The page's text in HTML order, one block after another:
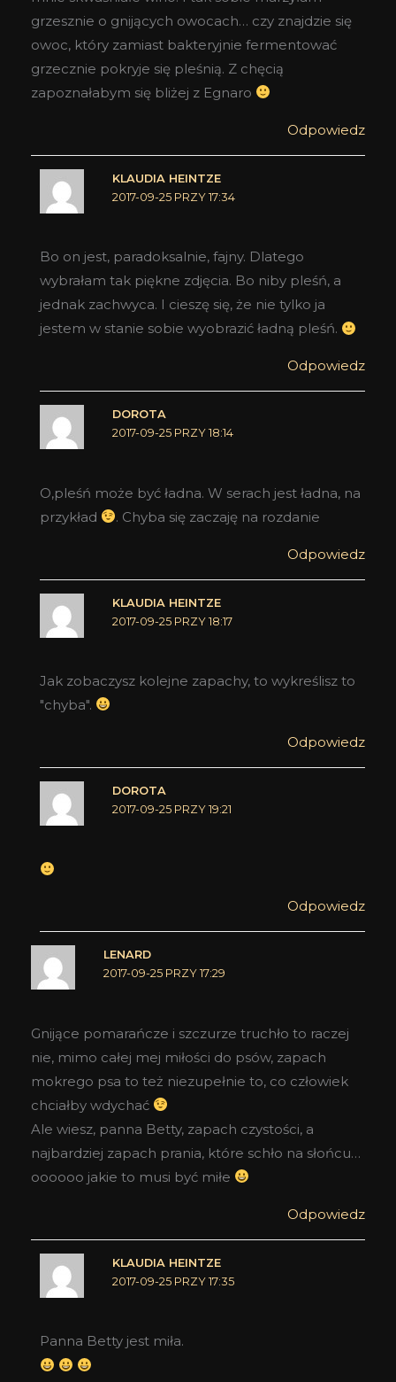
grzesznie o gnijących owocach… czy znajdzie się
owoc, który zamiast bakteryjnie fermentować
grzecznie pokryje się pleśnią. Z chęcią
zapoznałabym się bliżej z Egnaro
Odpowiedz
KLAUDIA HEINTZE
2017-09-25 PRZY 17:34
Bo on jest, paradoksalnie, fajny. Dlatego
wybrałam tak piękne zdjęcia. Bo niby pleśń, a
jednak zachwyca. I cieszę się, że nie tylko ja
jestem w stanie sobie wyobrazić ładną pleśń.
Odpowiedz
DOROTA
2017-09-25 PRZY 18:14
O,pleśń może być ładna. W serach jest ładna, na
przykład
. Chyba się zaczaję na rozdanie
Odpowiedz
KLAUDIA HEINTZE
2017-09-25 PRZY 18:17
Jak zobaczysz kolejne zapachy, to wykreślisz to
"chyba".
Odpowiedz
DOROTA
2017-09-25 PRZY 19:21
Odpowiedz
LENARD
2017-09-25 PRZY 17:29
Gnijące pomarańcze i szczurze truchło to raczej
nie, mimo całej mej miłości do psów, zapach
mokrego psa to też niezupełnie to, co człowiek
chciałby wdychać
Ale wiesz, panna Betty, zapach czystości, a
najbardziej zapach prania, które schło na słońcu…
oooooo jakie to musi być miłe
Odpowiedz
KLAUDIA HEINTZE
2017-09-25 PRZY 17:35
Panna Betty jest miła.